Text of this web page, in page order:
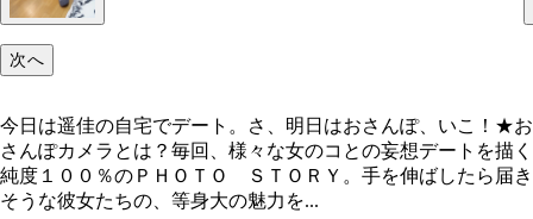
次へ
今日は遥佳の自宅でデート。さ、明日はおさんぽ、いこ！★お
さんぽカメラとは？毎回、様々な女のコとの妄想デートを描く
純度１００％のＰＨＯＴＯ ＳＴＯＲＹ。手を伸ばしたら届き
そうな彼女たちの、等身大の魅力を...